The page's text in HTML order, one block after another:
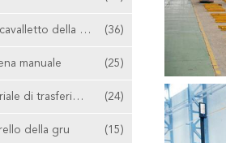
Doppia gru a cavalletto della trave (36)
manuale (25)
carretto materiale di trasferimento (24)
della gru (15)